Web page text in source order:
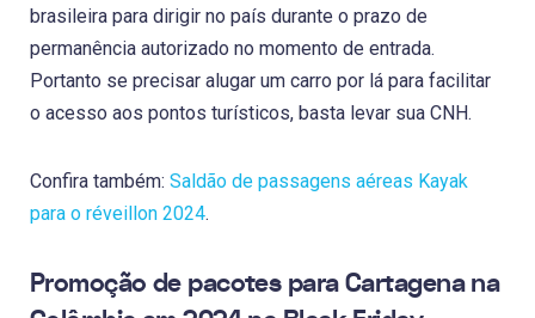
brasileira para dirigir no país durante o prazo de
permanência autorizado no momento de entrada.
Portanto se precisar alugar um carro por lá para facilitar
o acesso aos pontos turísticos, basta levar sua CNH.
Confira também: Saldão de passagens aéreas Kayak
para o réveillon 2024.
Promoção de pacotes para Cartagena na